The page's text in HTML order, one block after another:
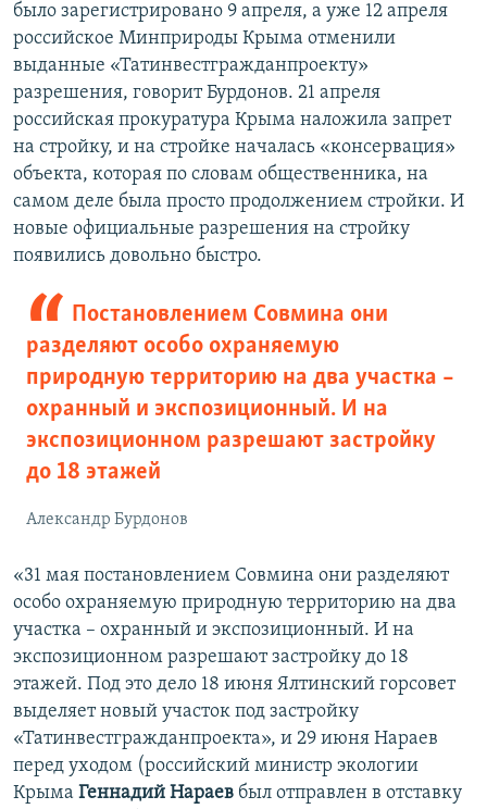
было зарегистрировано 9 апреля, а уже 12 апреля
российское Минприроды Крыма отменили
выданные «Татинвестгражданпроекту»
разрешения, говорит Бурдонов. 21 апреля
российская прокуратура Крыма наложила запрет
на стройку, и на стройке началась «консервация»
объекта, которая по словам общественника, на
самом деле была просто продолжением стройки. И
новые официальные разрешения на стройку
появились довольно быстро.
Постановлением Совмина они
разделяют особо охраняемую
природную территорию на два участка –
охранный и экспозиционный. И на
экспозиционном разрешают застройку
до 18 этажей
Александр Бурдонов
«31 мая постановлением Совмина они разделяют
особо охраняемую природную территорию на два
участка – охранный и экспозиционный. И на
экспозиционном разрешают застройку до 18
этажей. Под это дело 18 июня Ялтинский горсовет
выделяет новый участок под застройку
«Татинвестгражданпроекта», и 29 июня Нараев
перед уходом (российский министр экологии
Крыма Геннадий Нараев был отправлен в отставку